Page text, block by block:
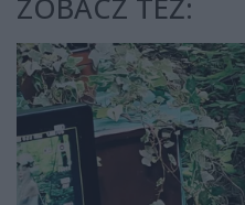
ZOBACZ TEŻ: